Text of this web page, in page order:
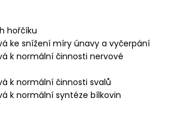
hořčíku
ke snížení míry únavy a vyčerpání
k normální činnosti nervové
k normální činnosti svalů
k normální syntéze bílkovin